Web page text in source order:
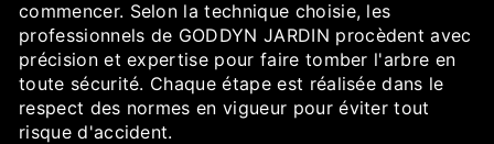
commencer. Selon la technique choisie, les
professionnels de GODDYN JARDIN procèdent avec
précision et expertise pour faire tomber l'arbre en
toute sécurité. Chaque étape est réalisée dans le
respect des normes en vigueur pour éviter tout
risque d'accident.